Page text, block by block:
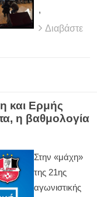
,
Διαβάστε
και Ερμής
η βαθμολογία
Στην «μάχη»
της 21ης
αγωνιστικής